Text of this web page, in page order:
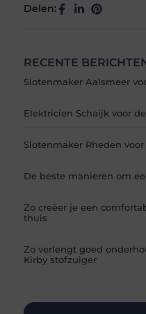
Delen:
RECENTE
Slotenmaker Aalsmeer
Elektricien Schaijk voor
Slotenmaker Rheden
De beste manieren om
Zo creëer je een
thuis
Zo verlengt goed
Kirby stofzuiger